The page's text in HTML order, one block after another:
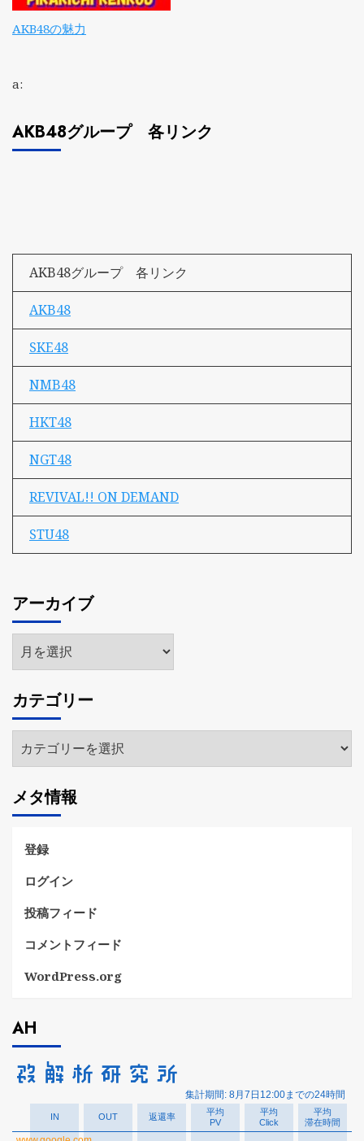
AKB48の魅力
a:
AKB48グループ 各リンク
AKB48グループ 各リンク
AKB48
SKE48
NMB48
HKT48
NGT48
REVIVAL!! ON DEMAND
STU48
アーカイブ
ア
ー
イ
ブ
カテゴリー
テ
リ
ー
メタ情報
登録
ログイン
投稿フィード
コメントフィード
WordPress.org
AH